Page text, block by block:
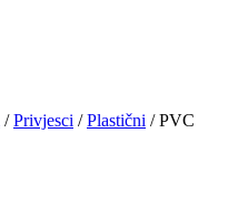
/Privjesci /Plastični / PVC